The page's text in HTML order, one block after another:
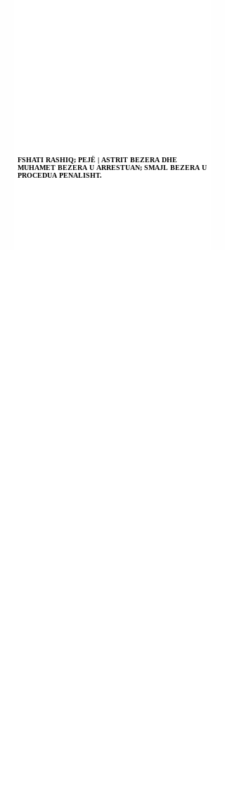
FSHATI RASHIQ; PEJË | ASTRIT BEZERA DHE
MUHAMET BEZERA U ARRESTUAN; SMAJL BEZERA U
PROCEDUA PENALISHT.